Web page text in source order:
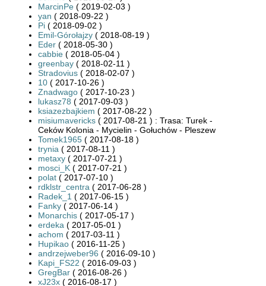
MarcinPe ( 2019-02-03 )
yan ( 2018-09-22 )
Pi ( 2018-09-02 )
Emil-Górołajzy ( 2018-08-19 )
Eder ( 2018-05-30 )
cabbie ( 2018-05-04 )
greenbay ( 2018-02-11 )
Stradovius ( 2018-02-07 )
10 ( 2017-10-26 )
Znadwago ( 2017-10-23 )
lukasz78 ( 2017-09-03 )
ksiazezbajkiem ( 2017-08-22 )
misiumavericks ( 2017-08-21 ) : Trasa: Turek -
Ceków Kolonia - Mycielin - Gołuchów - Pleszew
Tomek1965 ( 2017-08-18 )
trynia ( 2017-08-11 )
metaxy ( 2017-07-21 )
mosci_K ( 2017-07-21 )
polat ( 2017-07-10 )
rdklstr_centra ( 2017-06-28 )
Radek_1 ( 2017-06-15 )
Fanky ( 2017-06-14 )
Monarchis ( 2017-05-17 )
erdeka ( 2017-05-01 )
achom ( 2017-03-11 )
Hupikao ( 2016-11-25 )
andrzejweber96 ( 2016-09-10 )
Kapi_FS22 ( 2016-09-03 )
GregBar ( 2016-08-26 )
xJ23x ( 2016-08-17 )